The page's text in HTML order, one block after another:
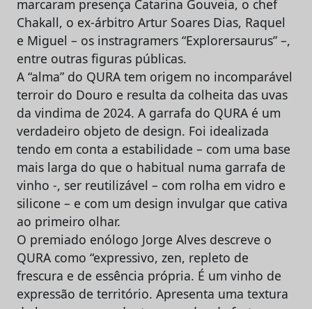
marcaram presença Catarina Gouveia, o chef
Chakall, o ex-árbitro Artur Soares Dias, Raquel
e Miguel – os instragramers “Explorersaurus” –,
entre outras figuras públicas.
A “alma” do QURA tem origem no incomparável
terroir do Douro e resulta da colheita das uvas
da vindima de 2024. A garrafa do QURA é um
verdadeiro objeto de design. Foi idealizada
tendo em conta a estabilidade – com uma base
mais larga do que o habitual numa garrafa de
vinho -, ser reutilizável – com rolha em vidro e
silicone – e com um design invulgar que cativa
ao primeiro olhar.
O premiado enólogo Jorge Alves descreve o
QURA como “expressivo, zen, repleto de
frescura e de essência própria. É um vinho de
expressão de território. Apresenta uma textura